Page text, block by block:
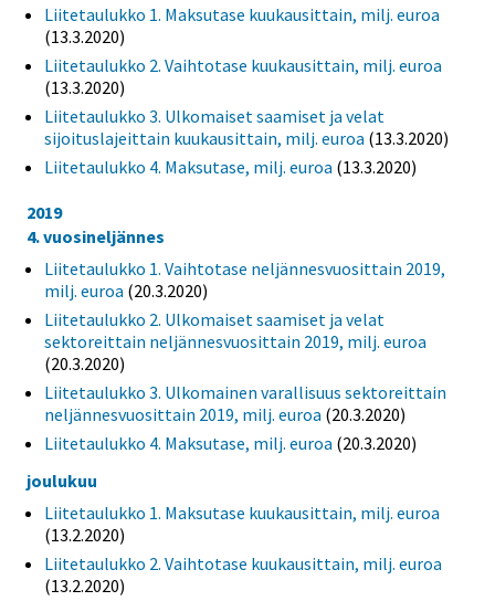
Liitetaulukko 1. Maksutase kuukausittain, milj. euroa
(13.3.2020)
Liitetaulukko 2. Vaihtotase kuukausittain, milj. euroa
(13.3.2020)
Liitetaulukko 3. Ulkomaiset saamiset ja velat
sijoituslajeittain kuukausittain, milj. euroa (13.3.2020)
Liitetaulukko 4. Maksutase, milj. euroa (13.3.2020)
2019
4. vuosineljännes
Liitetaulukko 1. Vaihtotase neljännesvuosittain 2019,
milj. euroa (20.3.2020)
Liitetaulukko 2. Ulkomaiset saamiset ja velat
sektoreittain neljännesvuosittain 2019, milj. euroa
(20.3.2020)
Liitetaulukko 3. Ulkomainen varallisuus sektoreittain
neljännesvuosittain 2019, milj. euroa (20.3.2020)
Liitetaulukko 4. Maksutase, milj. euroa (20.3.2020)
joulukuu
Liitetaulukko 1. Maksutase kuukausittain, milj. euroa
(13.2.2020)
Liitetaulukko 2. Vaihtotase kuukausittain, milj. euroa
(13.2.2020)